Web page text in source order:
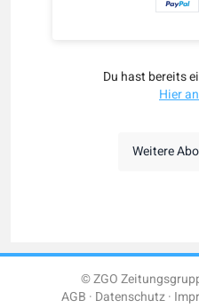
Du hast bereits
Hier
Weitere
© ZGO
AGB Datenschutz